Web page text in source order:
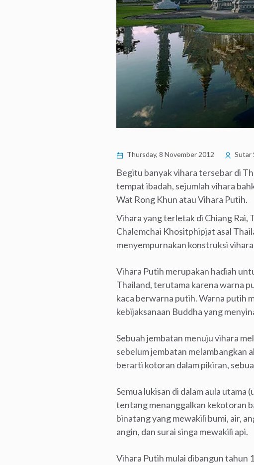
Thursday, 8 November 2012 Sutar
Begitu banyak vihara tersebar di
tempat ibadah, sejumlah vihara
Wat Rong Khun atau Vihara Putih.
Vihara yang terletak di Chiang Rai,
Chalemchai Khositphipjat asal
menyempurnakan konstruksi
Vihara Putih merupakan hadiah
Thailand, terutama karena warna
kaca berwarna putih. Warna putih
kebijaksanaan Buddha yang
Sebuah jembatan menuju vihara
sebelum jembatan melambangkan
berarti kotoran dalam pikiran,
Semua lukisan di dalam aula
tentang menanggalkan kekotoran
binatang yang mewakili bumi, air,
angin, dan surai singa mewakili api.
Vihara Putih mulai dibangun tahun